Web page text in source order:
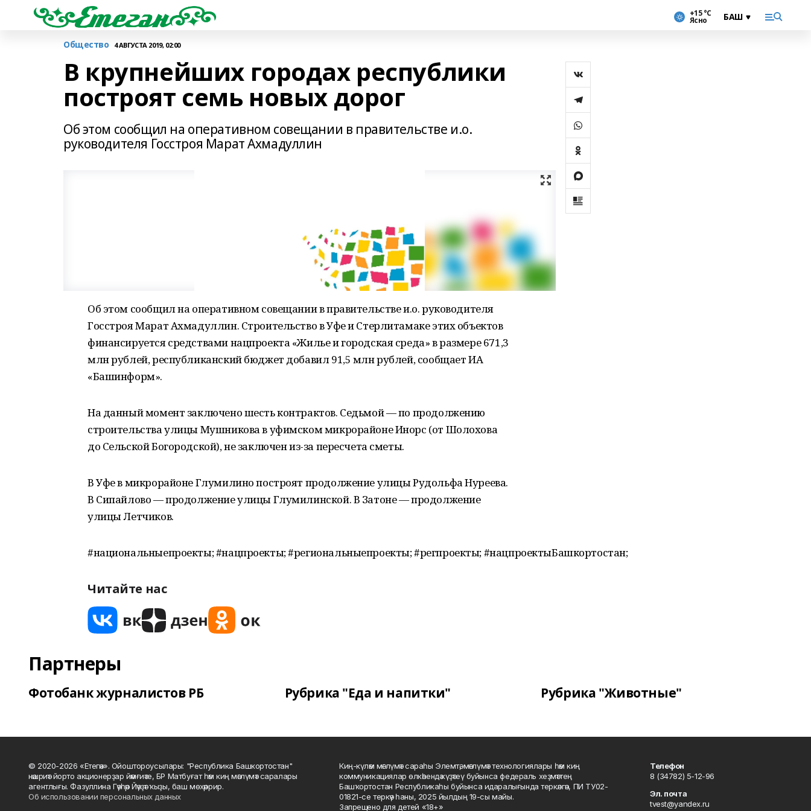
+15 °С
Ясно
Общество 4 АВГУСТА 2019, 02:00
В крупнейших городах республики
построят семь новых дорог
Об этом сообщил на оперативном совещании в правительстве и.о.
руководителя Госстроя Марат Ахмадуллин
Об этом сообщил на оперативном совещании в правительстве и.о. руководителя
Госстроя Марат Ахмадуллин. Строительство в Уфе и Стерлитамаке этих объектов
финансируется средствами нацпроекта «Жилье и городская среда» в размере 671,3
млн рублей, республиканский бюджет добавил 91,5 млн рублей, сообщает ИА
«Башинформ».
На данный момент заключено шесть контрактов. Седьмой — по продолжению
строительства улицы Мушникова в уфимском микрорайоне Инорс (от Шолохова
до Сельской Богородской), не заключен из-за пересчета сметы.
В Уфе в микрорайоне Глумилино построят продолжение улицы Рудольфа Нуреева.
В Сипайлово — продолжение улицы Глумилинской. В Затоне — продолжение
улицы Летчиков.
#национальныепроекты; #нацпроекты; #региональныепроекты; #регпроекты; #нацпроектыБашкортостан;
Читайте нас
Партнеры
Фотобанк журналистов РБ Рубрика "Еда и напитки" Рубрика "Животные"
© 2020-2026 «Етегән». Ойоштороусылары: "Республика Башкортостан"
нәшриәт йорто акционерҙар йәмғиәте, БР Матбуғат һәм киң мәғлүмәт саралары
агентлығы. Фазуллина Гәүһәр Йәүҙәт ҡыҙы, баш мөхәррир.
Об использовании персональных данных
Киң-күләм мәғлүмәт сараһы Элемтә, мәғлүмәт технологиялары һәм киң
коммуникациялар өлкәһендә күҙәтеү буйынса федераль хеҙмәттең
Башҡортостан Республикаһы буйынса идаралығында теркәлгән, ПИ ТУ02-
01821-се теркәү һаны, 2025 йылдың 19-сы майы.
Запрещено для детей «18+»
Телефон
8 (34782) 5-12-96
Эл. почта
tvest@yandex.ru